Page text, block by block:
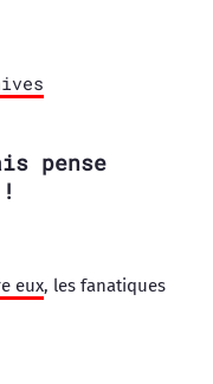
pense
eux, les fanatiques